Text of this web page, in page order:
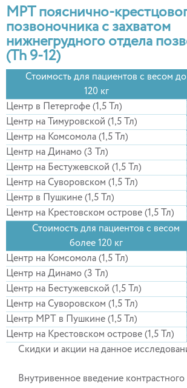
МРТ пояснично-
позвоночника с захватом
нижнегрудного отдела
(Th 9-12)
Стоимость для пациентов с весом до
120 кг
Центр в Петергофе (1,5 Тл)
Центр на Тимуровской (1,5 Тл)
Центр на Комсомола (1,5 Тл)
Центр на Динамо (3 Тл)
Центр на Бестужевской (1,5 Тл)
Центр на Суворовском (1,5 Тл)
Центр в Пушкине (1,5 Тл)
Центр на Крестовском острове (1,5 Тл)
Стоимость для пациентов с весом
более 120 кг
Центр на Комсомола (1,5 Тл)
Центр на Динамо (3 Тл)
Центр на Бестужевской (1,5 Тл)
Центр на Суворовском (1,5 Тл)
Центр МРТ в Пушкине (1,5 Тл)
Центр на Крестовском острове (1,5 Тл)
Скидки и акции на данное
Внутривенное введение контрастного